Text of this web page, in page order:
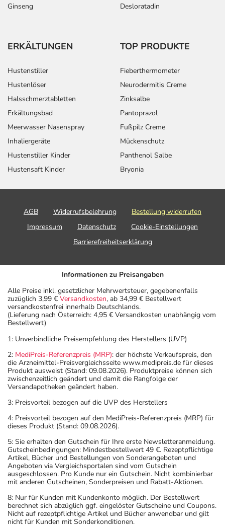
Ginseng Desloratadin
ERKÄLTUNGEN
Hustenstiller
Hustenlöser
Halsschmerztabletten
Erkältungsbad
Meerwasser Nasenspray
Inhaliergeräte
Hustenstiller Kinder
Hustensaft Kinder
TOP PRODUKTE
Fieberthermometer
Neurodermitis Creme
Zinksalbe
Pantoprazol
Fußpilz Creme
Mückenschutz
Panthenol Salbe
Bryonia
AGB Widerrufsbelehrung
Bestellung widerrufen
Impressum
Datenschutz
Cookie-Einstellungen
Barrierefreiheitserklärung
Informationen zu Preisangaben
Alle Preise inkl. gesetzlicher Mehrwertsteuer, gegebenenfalls
zuzüglich 3,99 € Versandkosten, ab 34,99 € Bestellwert
versandkostenfrei innerhalb Deutschlands.
(Lieferung nach Österreich: 4,95 € Versandkosten unabhängig vom
Bestellwert)
1: Unverbindliche Preisempfehlung des Herstellers (UVP)
2: MediPreis-Referenzpreis (MRP): der höchste Verkaufspreis, den
die Arzneimittel-Preisvergleichsseite www.medipreis.de für dieses
Produkt ausweist (Stand: 09.08.2026). Produktpreise können sich
zwischenzeitlich geändert und damit die Rangfolge der
Versandapotheken geändert haben.
3: Preisvorteil bezogen auf die UVP des Herstellers
4: Preisvorteil bezogen auf den MediPreis-Referenzpreis (MRP) für
dieses Produkt (Stand: 09.08.2026).
5: Sie erhalten den Gutschein für Ihre erste Newsletteranmeldung.
Gutscheinbedingungen: Mindestbestellwert 49 €. Rezeptpflichtige
Artikel, Bücher und Bestellungen von Sonderangeboten und
Angeboten via Vergleichsportalen sind vom Gutschein
ausgeschlossen. Pro Kunde nur ein Gutschein. Nicht kombinierbar
mit anderen Gutscheinen, Sonderpreisen und Rabatt-Aktionen.
8: Nur für Kunden mit Kundenkonto möglich. Der Bestellwert
berechnet sich abzüglich ggf. eingelöster Gutscheine und Coupons.
Nicht auf rezeptpflichtige Artikel und Bücher anwendbar und gilt
nicht für Kunden mit Sonderkonditionen.